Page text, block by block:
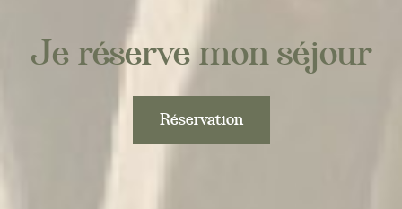
Je réserve mon séjour
Réservation